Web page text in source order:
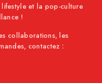
et la pop-culture
!
collaborations, les
contactez :